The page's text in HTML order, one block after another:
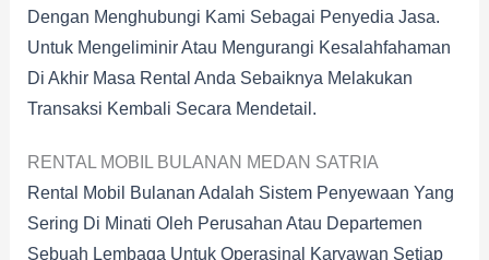
Dengan Menghubungi Kami Sebagai Penyedia Jasa.
Untuk Mengeliminir Atau Mengurangi Kesalahfahaman
Di Akhir Masa Rental Anda Sebaiknya Melakukan
Transaksi Kembali Secara Mendetail.
RENTAL MOBIL BULANAN MEDAN SATRIA
Rental Mobil Bulanan Adalah Sistem Penyewaan Yang
Sering Di Minati Oleh Perusahan Atau Departemen
Sebuah Lembaga Untuk Operasinal Karyawan Setiap